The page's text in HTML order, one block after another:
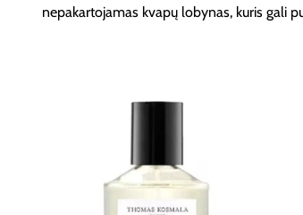
nepakartojamas kvapų lobynas, kuris gali